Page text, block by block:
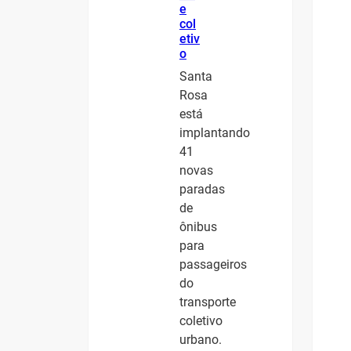
e
col
etiv
o
Santa
Rosa
está
implantando
41
novas
paradas
de
ônibus
para
passageiros
do
transporte
coletivo
urbano.